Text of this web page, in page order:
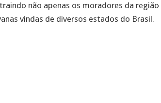
não apenas os moradores da região
vindas de diversos estados do Brasil.